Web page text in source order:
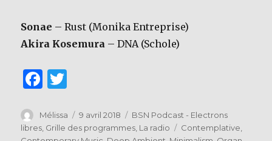
Sonae – Rust (Monika Entreprise)
Akira Kosemura – DNA (Schole)
F
c
it
Auteur
Mélissa
Publié
le
9 avril 2018 Catégories
BSN Podcast - Electrons
libres, Grille des programmes, La radio Étiquettes
Contemplative,